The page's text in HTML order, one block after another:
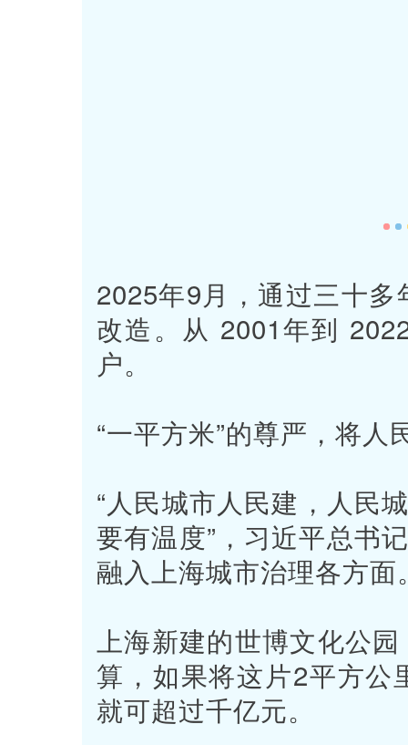
2025年9月，通过三十多
改造。从 2001年到
户。
“一平方米”的尊严，将
“人民城市人民建，人民
要有温度”，习近平总书
融入上海城市治理各方面
上海新建的世博文化公
算，如果将这片2平方公
就可超过千亿元。